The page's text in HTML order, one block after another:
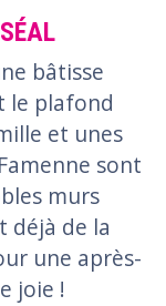
bâtisse
le plafond
et unes
sont
murs
déjà de la
une après-
joie !